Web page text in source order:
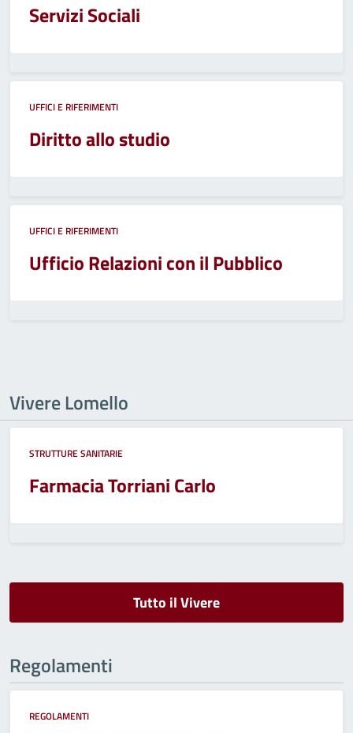
Servizi Sociali
UFFICI E RIFERIMENTI
Diritto allo studio
UFFICI E RIFERIMENTI
Ufficio Relazioni con il Pubblico
Vivere Lomello
STRUTTURE SANITARIE
Farmacia Torriani Carlo
Tutto il Vivere
Regolamenti
REGOLAMENTI